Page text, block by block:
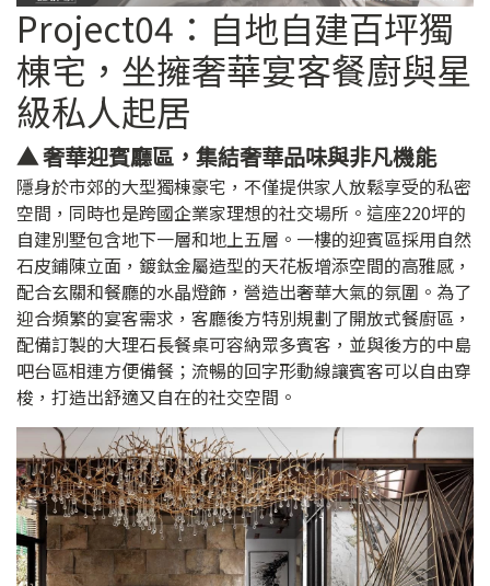
Project04：自地自建百坪獨
棟宅，坐擁奢華宴客餐廚與星
級私人起居
▲ 奢華迎賓廳區，集結奢華品味與非凡機能
隱身於市郊的大型獨棟豪宅，不僅提供家人放鬆享受的私密
空間，同時也是跨國企業家理想的社交場所。這座220坪的
自建別墅包含地下一層和地上五層。一樓的迎賓區採用自然
石皮鋪陳立面，鍍鈦金屬造型的天花板增添空間的高雅感，
配合玄關和餐廳的水晶燈飾，營造出奢華大氣的氛圍。為了
迎合頻繁的宴客需求，客廳後方特別規劃了開放式餐廚區，
配備訂製的大理石長餐桌可容納眾多賓客，並與後方的中島
吧台區相連方便備餐；流暢的回字形動線讓賓客可以自由穿
梭，打造出舒適又自在的社交空間。